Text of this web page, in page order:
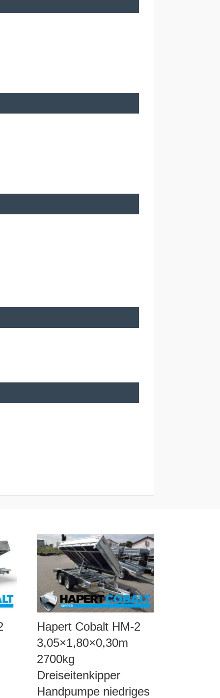
Hapert Cobalt HM-2
3,05×1,80×0,30m
2700kg
Dreiseitenkipper
Handpumpe niedriges